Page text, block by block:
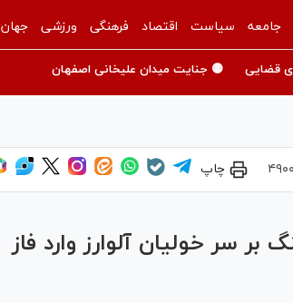
جامعه سیاست اقتصاد فرهنگی ورزشی جهان
قضایی 🟡 جنایت میدان علیخانی اصفهان
چاپ
بر سر خولیان آلوارز وارد فاز